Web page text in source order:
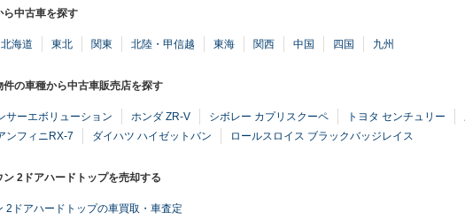
中古車を探す
北海道 東北 関東 北陸・甲信越 東海 関西 中国 四国 九州
の車種から中古車販売店を探す
サーエボリューション ホンダ ZR-V シボレー カプリスクーペ トヨタ センチュリー
ンフィニRX-7
ダイハツ ハイゼットバン ロールスロイス ブラックバッジレイス
2ドアハードトップを売却する
2ドアハードトップの車買取・車査定